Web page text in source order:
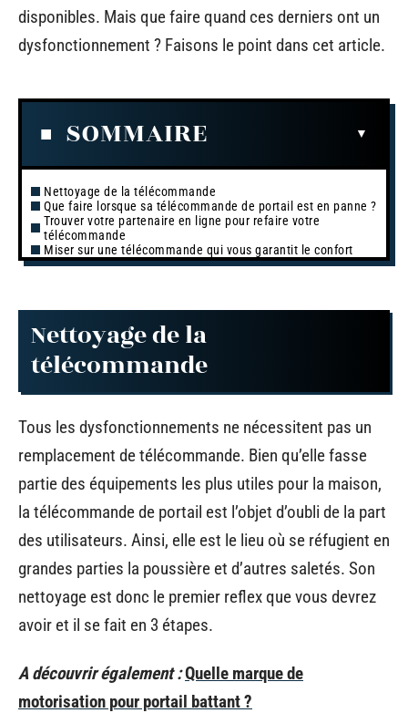
disponibles. Mais que faire quand ces derniers ont un
dysfonctionnement ? Faisons le point dans cet article.
SOMMAIRE
Nettoyage de la télécommande
Que faire lorsque sa télécommande de portail est en panne ?
Trouver votre partenaire en ligne pour refaire votre
télécommande
Miser sur une télécommande qui vous garantit le confort
Nettoyage de la
télécommande
Tous les dysfonctionnements ne nécessitent pas un
remplacement de télécommande. Bien qu’elle fasse
partie des équipements les plus utiles pour la maison,
la télécommande de portail est l’objet d’oubli de la part
des utilisateurs. Ainsi, elle est le lieu où se réfugient en
grandes parties la poussière et d’autres saletés. Son
nettoyage est donc le premier reflex que vous devrez
avoir et il se fait en 3 étapes.
A découvrir également :Quelle marque de
motorisation pour portail battant ?